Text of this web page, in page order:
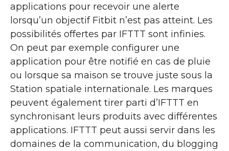
applications pour recevoir une alerte
lorsqu’un objectif Fitbit n’est pas atteint. Les
possibilités offertes par IFTTT sont infinies.
On peut par exemple configurer une
application pour être notifié en cas de pluie
ou lorsque sa maison se trouve juste sous la
Station spatiale internationale. Les marques
peuvent également tirer parti d’IFTTT en
synchronisant leurs produits avec différentes
applications. IFTTT peut aussi servir dans les
domaines de la communication, du blogging